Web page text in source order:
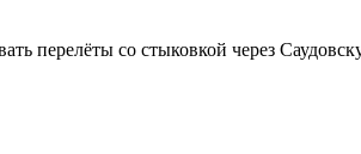
перелёты со стыковкой через